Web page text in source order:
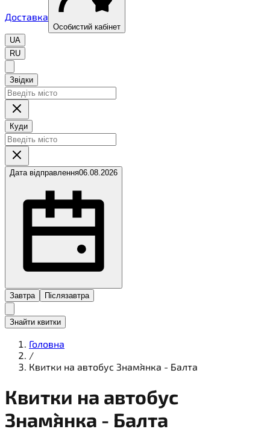
Доставка
Особистий кабінет
UA
RU
Звідки
Куди
Дата відправлення06.08.2026
Завтра Післязавтра
Знайти квитки
Головна
/
Квитки на автобус Знам`янка - Балта
Квитки на автобус
Знам`янка - Балта